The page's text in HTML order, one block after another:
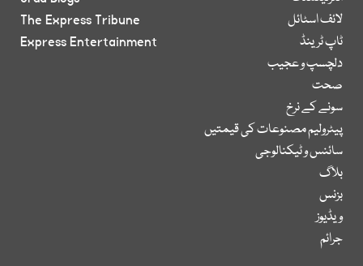
لائف اسٹائل
ٹاپ ٹرینڈ
دلچسپ و عجیب
صحت
سونے کے نرخ
پیٹرولیم مصنوعات کی قیمتیں
سائنس و ٹیکنالوجی
بلاگ
بزنس
ویڈیوز
جرائم
The Express Tribune
Express Entertainment